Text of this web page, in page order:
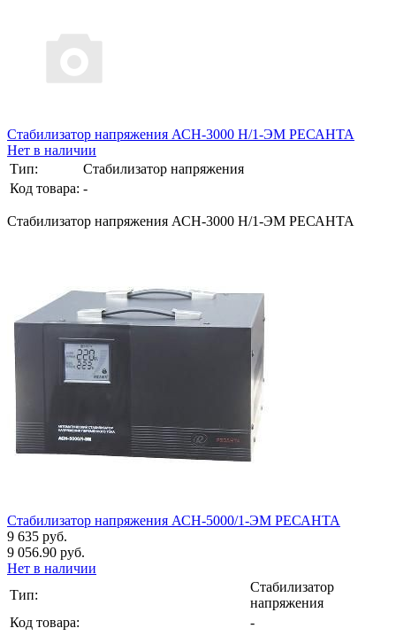
Стабилизатор напряжения АСН-3000 Н/1-ЭМ РЕСАНТА
Нет в наличии
Тип:
Стабилизатор напряжения
Код товара: -
Стабилизатор напряжения АСН-3000 Н/1-ЭМ РЕСАНТА
Стабилизатор напряжения АСН-5000/1-ЭМ РЕСАНТА
9 635 руб.
9 056.90 руб.
Нет в наличии
Тип:
Стабилизатор
напряжения
Код товара:
-